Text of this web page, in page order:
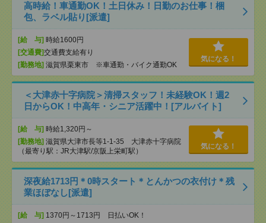
高時給！車通勤OK！土日休み！日勤のお仕事！梱
包、ラベル貼り[派遣]
[給 与] 時給1600円
[交通費]交通費支給有り
[勤務地] 滋賀県栗東市 ※車通勤・バイク通勤OK
気になる！
＜大津赤十字病院＞清掃スタッフ！未経験OK！週2
日からOK！中高年・シニア活躍中！[アルバイト]
[給 与] 時給1,320円～
[勤務地] 滋賀県大津市長等1-1-35 大津赤十字病院
（最寄り駅：JR大津駅/京阪上栄町駅）
気になる！
深夜給1713円＊0時スタート＊とんかつの衣付け＊残
業ほぼなし[派遣]
[給 与] 1370円～1713円 日払いOK！